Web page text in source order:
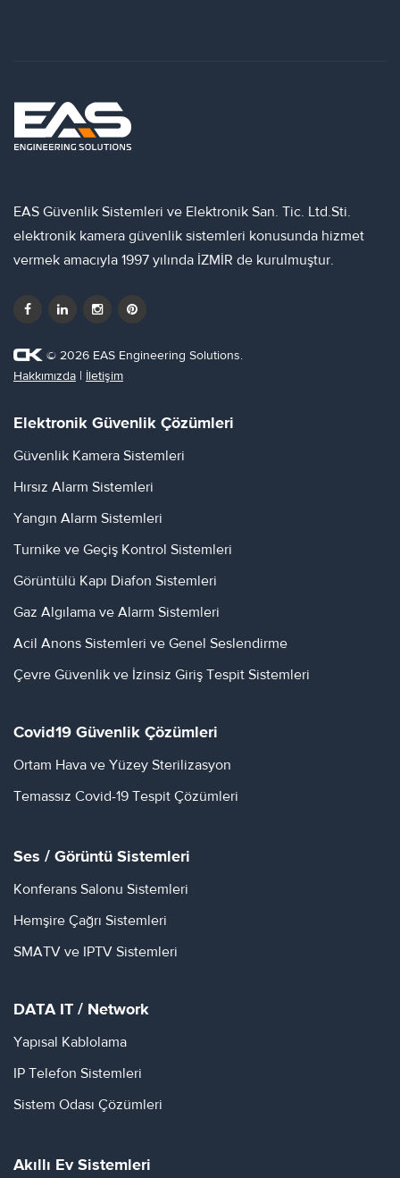
EAS Güvenlik Sistemleri ve Elektronik San. Tic. Ltd.Sti.
elektronik kamera güvenlik sistemleri konusunda hizmet
vermek amacıyla 1997 yılında İZMİR de kurulmuştur.
© 2026 EAS Engineering Solutions.
Hakkımızda | İletişim
Elektronik Güvenlik Çözümleri
Güvenlik Kamera Sistemleri
Hırsız Alarm Sistemleri
Yangın Alarm Sistemleri
Turnike ve Geçiş Kontrol Sistemleri
Görüntülü Kapı Diafon Sistemleri
Gaz Algılama ve Alarm Sistemleri
Acil Anons Sistemleri ve Genel Seslendirme
Çevre Güvenlik ve İzinsiz Giriş Tespit Sistemleri
Covid19 Güvenlik Çözümleri
Ortam Hava ve Yüzey Sterilizasyon
Temassız Covid-19 Tespit Çözümleri
Ses / Görüntü Sistemleri
Konferans Salonu Sistemleri
Hemşire Çağrı Sistemleri
SMATV ve IPTV Sistemleri
DATA IT / Network
Yapısal Kablolama
IP Telefon Sistemleri
Sistem Odası Çözümleri
Akıllı Ev Sistemleri